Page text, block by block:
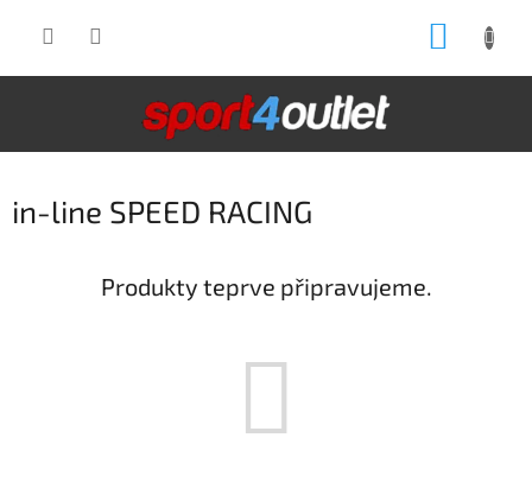
in-line SPEED RACING
Produkty teprve připravujeme.